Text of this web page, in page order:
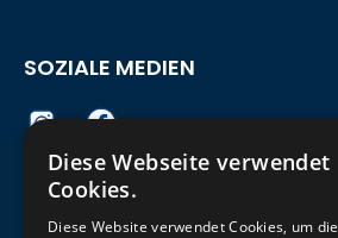
SOZIALE MEDIEN
Diese Webseite verwendet
Cookies.
Diese Website verwendet Cookies, um die